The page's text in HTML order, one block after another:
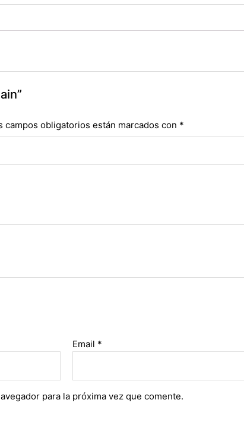
campos obligatorios están marcados con *
Email *
para la próxima vez que comente.